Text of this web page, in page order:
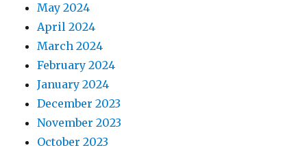
May 2024
April 2024
March 2024
February 2024
January 2024
December 2023
November 2023
October 2023